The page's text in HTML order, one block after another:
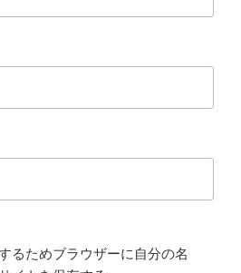
るためブラウザーに自分の名